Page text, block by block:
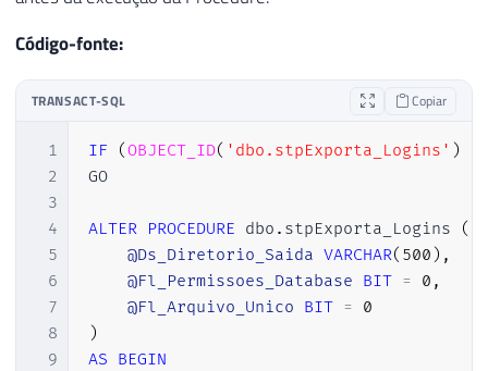
Código-fonte:
TRANSACT-SQL Copiar
1
2
3
4
5
6
7
8
9
IF (OBJECT_ID( 'dbo.stpExporta_Logins' )
GO
ALTER PROCEDURE dbo . stpExporta_Logins
(
@Ds_Diretorio_Saida VARCHAR( 500 ) ,
@Fl_Permissoes_Database BIT = 0 ,
@Fl_Arquivo_Unico BIT = 0
)
AS BEGIN